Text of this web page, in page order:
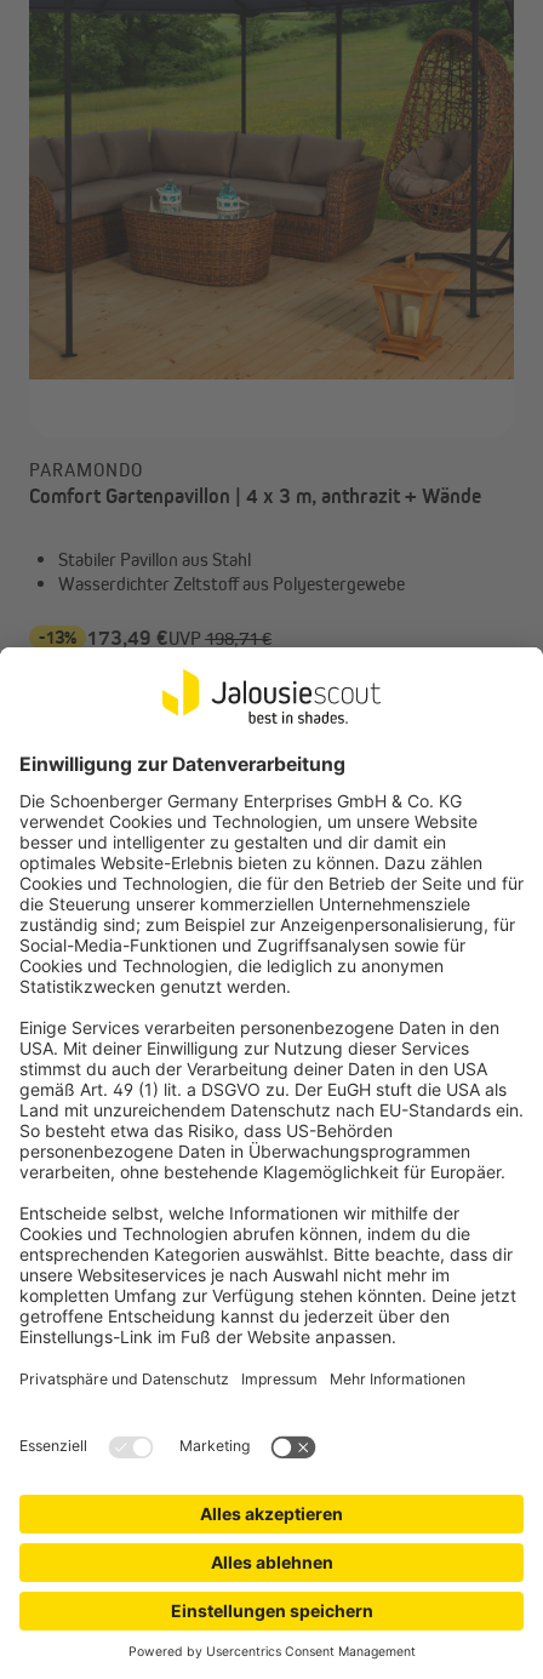
PARAMONDO
Comfort Gartenpavillon | 4 x 3 m, anthrazit + Wände
Stabiler Pavillon aus Stahl
Wasserdichter Zeltstoff aus Polyestergewebe
-13% 173,49 €UVP 198,71 €
PARAMONDO
Deluxe Gartenpavillon | 4 x 3 m, beige
Wasserdichter Metallpavillon
Zwei Dächer für gute Belüftung